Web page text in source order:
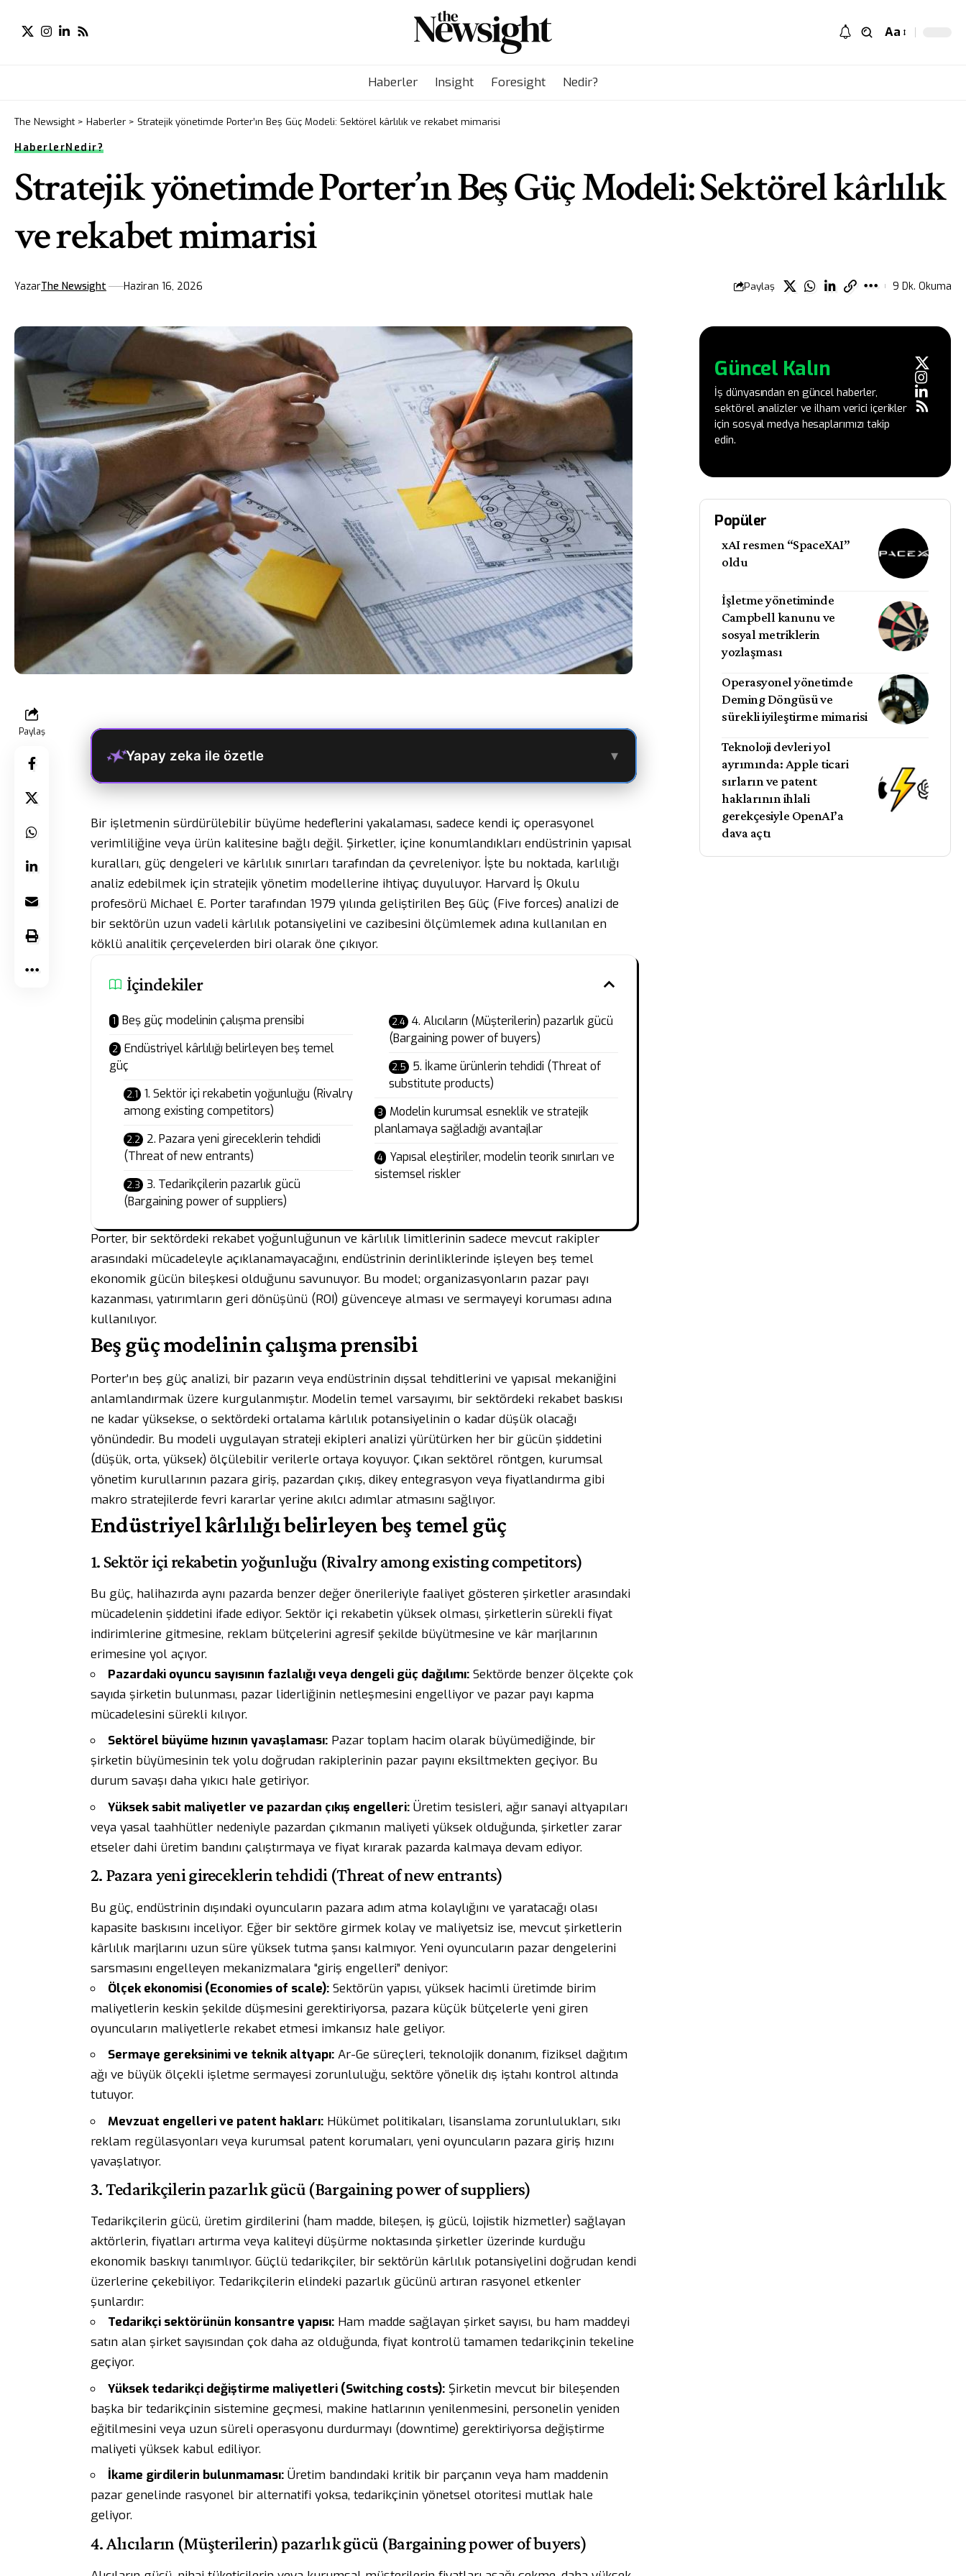
Aa
Haberler Insight Foresight Nedir?
The Newsight > Haberler > Stratejik yönetimde Porter’ın Beş Güç Modeli: Sektörel kârlılık ve rekabet mimarisi
HaberlerNedir?
Stratejik yönetimde Porter’ın Beş Güç Modeli: Sektörel kârlılık
ve rekabet mimarisi
YazarThe Newsight Haziran 16, 2026 Paylaş 9 Dk. Okuma
Paylaş
Yapay zeka ile özetle ▾
Bir işletmenin sürdürülebilir büyüme hedeflerini yakalaması, sadece kendi iç operasyonel
verimliliğine veya ürün kalitesine bağlı değil. Şirketler, içine konumlandıkları endüstrinin yapısal
kuralları, güç dengeleri ve kârlılık sınırları tarafından da çevreleniyor. İşte bu noktada, karlılığı
analiz edebilmek için stratejik yönetim modellerine ihtiyaç duyuluyor. Harvard İş Okulu
profesörü Michael E. Porter tarafından 1979 yılında geliştirilen Beş Güç (Five forces) analizi de
bir sektörün uzun vadeli kârlılık potansiyelini ve cazibesini ölçümlemek adına kullanılan en
köklü analitik çerçevelerden biri olarak öne çıkıyor.
İçindekiler
Beş güç modelinin çalışma prensibi
Endüstriyel kârlılığı belirleyen beş temel
güç
1. Sektör içi rekabetin yoğunluğu (Rivalry
among existing competitors)
2. Pazara yeni gireceklerin tehdidi
(Threat of new entrants)
3. Tedarikçilerin pazarlık gücü
(Bargaining power of suppliers)
4. Alıcıların (Müşterilerin) pazarlık gücü
(Bargaining power of buyers)
5. İkame ürünlerin tehdidi (Threat of
substitute products)
Modelin kurumsal esneklik ve stratejik
planlamaya sağladığı avantajlar
Yapısal eleştiriler, modelin teorik sınırları ve
sistemsel riskler
Porter, bir sektördeki rekabet yoğunluğunun ve kârlılık limitlerinin sadece mevcut rakipler
arasındaki mücadeleyle açıklanamayacağını, endüstrinin derinliklerinde işleyen beş temel
ekonomik gücün bileşkesi olduğunu savunuyor. Bu model; organizasyonların pazar payı
kazanması, yatırımların geri dönüşünü (ROI) güvenceye alması ve sermayeyi koruması adına
kullanılıyor.
Beş güç modelinin çalışma prensibi
Porter’ın beş güç analizi, bir pazarın veya endüstrinin dışsal tehditlerini ve yapısal mekaniğini
anlamlandırmak üzere kurgulanmıştır. Modelin temel varsayımı, bir sektördeki rekabet baskısı
ne kadar yüksekse, o sektördeki ortalama kârlılık potansiyelinin o kadar düşük olacağı
yönündedir. Bu modeli uygulayan strateji ekipleri analizi yürütürken her bir gücün şiddetini
(düşük, orta, yüksek) ölçülebilir verilerle ortaya koyuyor. Çıkan sektörel röntgen, kurumsal
yönetim kurullarının pazara giriş, pazardan çıkış, dikey entegrasyon veya fiyatlandırma gibi
makro stratejilerde fevri kararlar yerine akılcı adımlar atmasını sağlıyor.
Endüstriyel kârlılığı belirleyen beş temel güç
1. Sektör içi rekabetin yoğunluğu (Rivalry among existing competitors)
Bu güç, halihazırda aynı pazarda benzer değer önerileriyle faaliyet gösteren şirketler arasındaki
mücadelenin şiddetini ifade ediyor. Sektör içi rekabetin yüksek olması, şirketlerin sürekli fiyat
indirimlerine gitmesine, reklam bütçelerini agresif şekilde büyütmesine ve kâr marjlarının
erimesine yol açıyor.
Pazardaki oyuncu sayısının fazlalığı veya dengeli güç dağılımı:Sektörde benzer ölçekte çok
sayıda şirketin bulunması, pazar liderliğinin netleşmesini engelliyor ve pazar payı kapma
mücadelesini sürekli kılıyor.
Sektörel büyüme hızının yavaşlaması:Pazar toplam hacim olarak büyümediğinde, bir
şirketin büyümesinin tek yolu doğrudan rakiplerinin pazar payını eksiltmekten geçiyor. Bu
durum savaşı daha yıkıcı hale getiriyor.
Yüksek sabit maliyetler ve pazardan çıkış engelleri:Üretim tesisleri, ağır sanayi altyapıları
veya yasal taahhütler nedeniyle pazardan çıkmanın maliyeti yüksek olduğunda, şirketler zarar
etseler dahi üretim bandını çalıştırmaya ve fiyat kırarak pazarda kalmaya devam ediyor.
2. Pazara yeni gireceklerin tehdidi (Threat of new entrants)
Bu güç, endüstrinin dışındaki oyuncuların pazara adım atma kolaylığını ve yaratacağı olası
kapasite baskısını inceliyor. Eğer bir sektöre girmek kolay ve maliyetsiz ise, mevcut şirketlerin
kârlılık marjlarını uzun süre yüksek tutma şansı kalmıyor. Yeni oyuncuların pazar dengelerini
sarsmasını engelleyen mekanizmalara “giriş engelleri” deniyor:
Ölçek ekonomisi (Economies of scale):Sektörün yapısı, yüksek hacimli üretimde birim
maliyetlerin keskin şekilde düşmesini gerektiriyorsa, pazara küçük bütçelerle yeni giren
oyuncuların maliyetlerle rekabet etmesi imkansız hale geliyor.
Sermaye gereksinimi ve teknik altyapı:Ar-Ge süreçleri, teknolojik donanım, fiziksel dağıtım
ağı ve büyük ölçekli işletme sermayesi zorunluluğu, sektöre yönelik dış iştahı kontrol altında
tutuyor.
Mevzuat engelleri ve patent hakları:Hükümet politikaları, lisanslama zorunlulukları, sıkı
reklam regülasyonları veya kurumsal patent korumaları, yeni oyuncuların pazara giriş hızını
yavaşlatıyor.
3. Tedarikçilerin pazarlık gücü (Bargaining power of suppliers)
Tedarikçilerin gücü, üretim girdilerini (ham madde, bileşen, iş gücü, lojistik hizmetler) sağlayan
aktörlerin, fiyatları artırma veya kaliteyi düşürme noktasında şirketler üzerinde kurduğu
ekonomik baskıyı tanımlıyor. Güçlü tedarikçiler, bir sektörün kârlılık potansiyelini doğrudan kendi
üzerlerine çekebiliyor. Tedarikçilerin elindeki pazarlık gücünü artıran rasyonel etkenler
şunlardır:
Tedarikçi sektörünün konsantre yapısı:Ham madde sağlayan şirket sayısı, bu ham maddeyi
satın alan şirket sayısından çok daha az olduğunda, fiyat kontrolü tamamen tedarikçinin tekeline
geçiyor.
Yüksek tedarikçi değiştirme maliyetleri (Switching costs):Şirketin mevcut bir bileşenden
başka bir tedarikçinin sistemine geçmesi, makine hatlarının yenilenmesini, personelin yeniden
eğitilmesini veya uzun süreli operasyonu durdurmayı (downtime) gerektiriyorsa değiştirme
maliyeti yüksek kabul ediliyor.
İkame girdilerin bulunmaması:Üretim bandındaki kritik bir parçanın veya ham maddenin
pazar genelinde rasyonel bir alternatifi yoksa, tedarikçinin yönetsel otoritesi mutlak hale
geliyor.
4. Alıcıların (Müşterilerin) pazarlık gücü (Bargaining power of buyers)
Güncel Kalın
İş dünyasından en güncel haberler,
sektörel analizler ve ilham verici içerikler
için sosyal medya hesaplarımızı takip
edin.
Popüler
xAI resmen “SpaceXAI”
oldu
İşletme yönetiminde
Campbell kanunu ve
sosyal metriklerin
yozlaşması
Operasyonel yönetimde
Deming Döngüsü ve
sürekli iyileştirme mimarisi
Teknoloji devleri yol
ayrımında: Apple ticari
sırların ve patent
haklarının ihlali
gerekçesiyle OpenAI’a
dava açtı